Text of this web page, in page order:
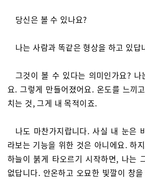
당신은 볼 수 있나요?
나는 사람과 똑같은 형상을 하고 있답
그것이 볼 수 있다는 의미인가요?
요. 그렇게 만들어졌어요. 온도를 느끼
치는 것, 그게 내 목적이죠.
나도 마찬가지랍니다. 사실 내 눈은
라보는 기능을 위한 것은 아니에요.
하늘이 붉게 타오르기 시작하면, 나는
없답니다. 안온하고 오묘한 빛깔이 창